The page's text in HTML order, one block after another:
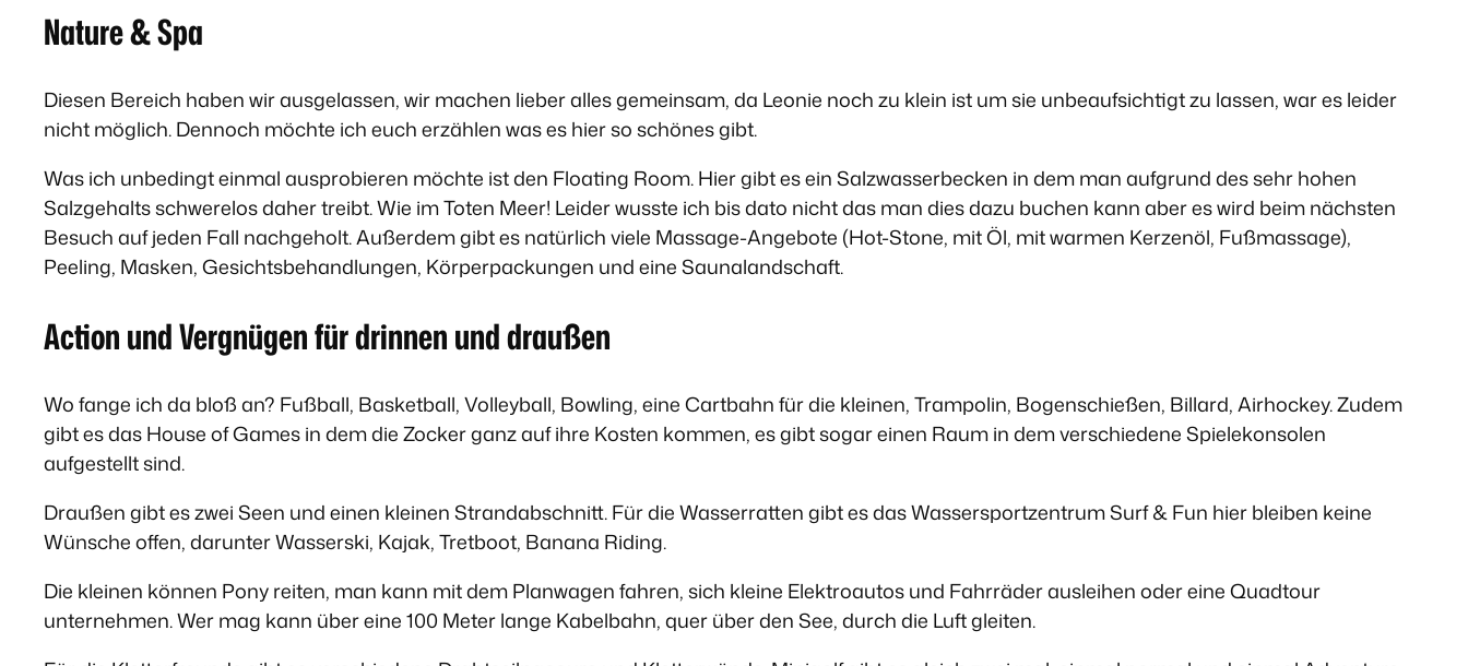
Nature & Spa
Diesen Bereich haben wir ausgelassen, wir machen lieber alles gemeinsam, da Leonie noch zu klein ist um sie unbeaufsichtigt zu lassen, war es leider
nicht möglich. Dennoch möchte ich euch erzählen was es hier so schönes gibt.
Was ich unbedingt einmal ausprobieren möchte ist den Floating Room. Hier gibt es ein Salzwasserbecken in dem man aufgrund des sehr hohen
Salzgehalts schwerelos daher treibt. Wie im Toten Meer! Leider wusste ich bis dato nicht das man dies dazu buchen kann aber es wird beim nächsten
Besuch auf jeden Fall nachgeholt. Außerdem gibt es natürlich viele Massage-Angebote (Hot-Stone, mit Öl, mit warmen Kerzenöl, Fußmassage),
Peeling, Masken, Gesichtsbehandlungen, Körperpackungen und eine Saunalandschaft.
Action und Vergnügen für drinnen und draußen
Wo fange ich da bloß an? Fußball, Basketball, Volleyball, Bowling, eine Cartbahn für die kleinen, Trampolin, Bogenschießen, Billard, Airhockey. Zudem
gibt es das House of Games in dem die Zocker ganz auf ihre Kosten kommen, es gibt sogar einen Raum in dem verschiedene Spielekonsolen
aufgestellt sind.
Draußen gibt es zwei Seen und einen kleinen Strandabschnitt. Für die Wasserratten gibt es das Wassersportzentrum Surf & Fun hier bleiben keine
Wünsche offen, darunter Wasserski, Kajak, Tretboot, Banana Riding.
Die kleinen können Pony reiten, man kann mit dem Planwagen fahren, sich kleine Elektroautos und Fahrräder ausleihen oder eine Quadtour
unternehmen. Wer mag kann über eine 100 Meter lange Kabelbahn, quer über den See, durch die Luft gleiten.